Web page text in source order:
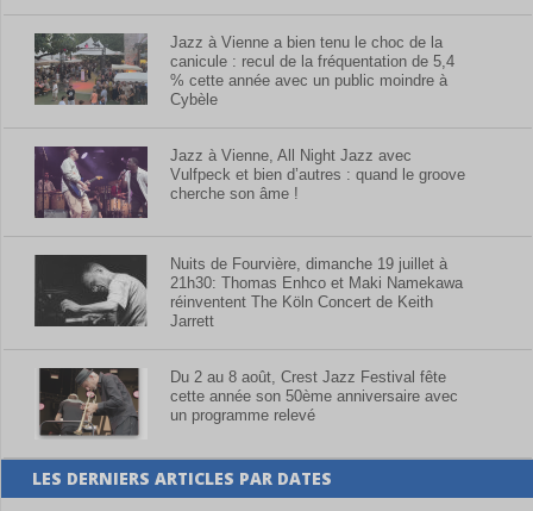
Jazz à Vienne a bien tenu le choc de la
canicule : recul de la fréquentation de 5,4
% cette année avec un public moindre à
Cybèle
Jazz à Vienne, All Night Jazz avec
Vulfpeck et bien d’autres : quand le groove
cherche son âme !
Nuits de Fourvière, dimanche 19 juillet à
21h30: Thomas Enhco et Maki Namekawa
réinventent The Köln Concert de Keith
Jarrett
Du 2 au 8 août, Crest Jazz Festival fête
cette année son 50ème anniversaire avec
un programme relevé
LES DERNIERS ARTICLES PAR DATES